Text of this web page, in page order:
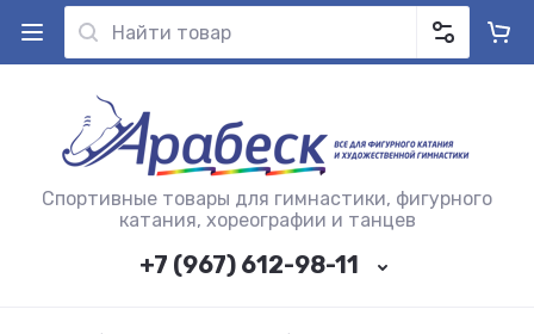
Спортивные товары для гимнастики, фигурного
катания, хореографии и танцев
+7 (967) 612-98-11